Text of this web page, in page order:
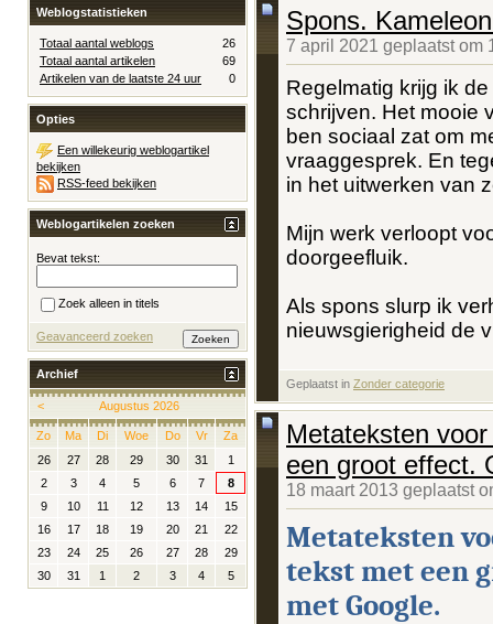
Spons.
7 april 2021 geplaatst om
Regelmatig krijg ik
schrijven. Het mooie
ben sociaal zat om
vraaggesprek. En
in het uitwerken van
Mijn werk verloopt
doorgeefluik.
Als spons slurp ik
nieuwsgierigheid de
Geplaatst in Zonder categorie
Metateksten
een groot effect.
18 maart 2013 geplaatst
Metateksten
tekst met een
met Google.
Weblogstatistieken
Totaal aantal weblogs
26
Totaal aantal artikelen
69
Artikelen van de laatste 24 uur
0
Opties
Een willekeurig weblogartikel
bekijken
RSS-feed bekijken
Weblogartikelen zoeken
Bevat tekst:
Zoek alleen in titels
Geavanceerd zoeken
Archief
< Augustus 2026
Zo Ma Di Woe Do Vr
Za
26
27 28 29 30 31
1
2
3 4 5 6 7
8
9
10 11 12 13 14
15
16
17 18 19 20 21
22
23
24 25 26 27 28
29
30
31 1 2 3 4 5